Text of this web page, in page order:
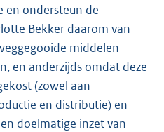
en ondersteun de
Bekker daarom van
middelen
en anderzijds omdat deze
(zowel aan
en distributie) en
doelmatige inzet van